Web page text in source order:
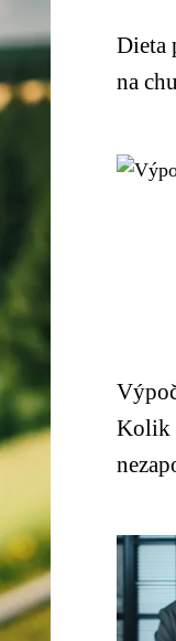
Dieta
na
Kolik